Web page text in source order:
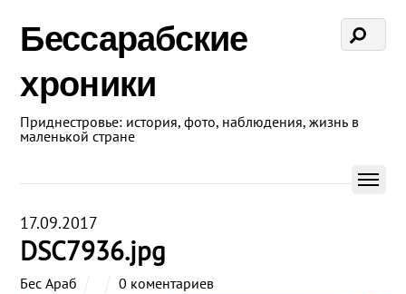
Бессарабские
хроники
Приднестровье: история, фото, наблюдения, жизнь в
маленькой стране
17.09.2017
DSC7936.jpg
Бес Араб 0 коментариев